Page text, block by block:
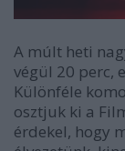
A múlt heti
végül 20 perc,
Különféle
osztjuk ki a
érdekel, hogy